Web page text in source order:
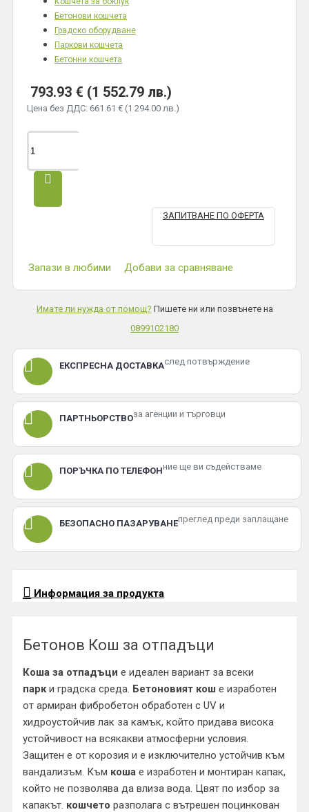
793.93 € (1 552.79 лв.)
Цена без ДДС: 661.61 € (1 294.00 лв.)
Бетонови кошчета
Градско оборудване
Паркови кошчета
Бетонни кошчета
ЗАПИТВАНЕ ПО ОФЕРТА
Запази в любими Добави за сравняване
Имате ли нужда от помощ? Пишете ни или позвънете на
0899102180
ЕКСПРЕСНА ДОСТАВКАслед потвърждение
ПАРТНЬОРСТВОза агенции и търговци
ПОРЪЧКА ПО ТЕЛЕФОНние ще ви съдействаме
БЕЗОПАСНО ПАЗАРУВАНЕпреглед преди заплащане
Информация за продукта
Бетонов Кош за отпадъци
Коша за отпадъци е идеален вариант за всеки
парки градска среда. Бетоновият кош е изработен
от армиран фибробетон обработен с UV и
хидроустойчив лак за камък, който придава висока
устойчивост на всякакви атмосферни условия.
Защитен е от корозия и е изключително устойчив към
вандализъм. Към коша е изработен и монтиран капак,
който не позволява да влиза вода. Цвят по избор за
капакът. кошчето разполага с вътрешен поцинкован